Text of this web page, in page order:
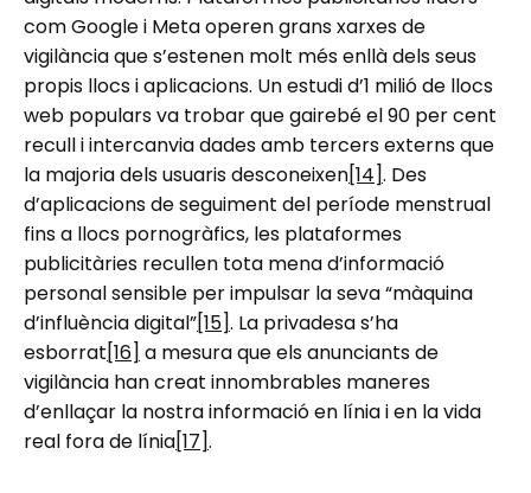
com Google i Meta operen grans xarxes de
vigilància que s’estenen molt més enllà dels seus
propis llocs i aplicacions. Un estudi d’1 milió de llocs
web populars va trobar que gairebé el 90 per cent
recull i intercanvia dades amb tercers externs que
la majoria dels usuaris desconeixen[14]. Des
d’aplicacions de seguiment del període menstrual
fins a llocs pornogràfics, les plataformes
publicitàries recullen tota mena d’informació
personal sensible per impulsar la seva “màquina
d’influència digital”[15]. La privadesa s’ha
esborrat[16] a mesura que els anunciants de
vigilància han creat innombrables maneres
d’enllaçar la nostra informació en línia i en la vida
real fora de línia[17].